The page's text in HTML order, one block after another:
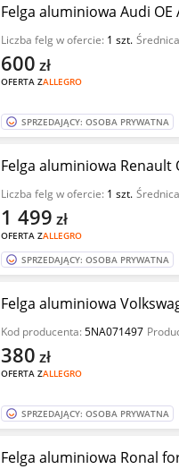
Felga aluminiowa Audi OE
Liczba felg w ofercie: 1 szt.
OFERTA ZALLEGRO
600 zł
SPRZEDAJĄCY: OSOBA PRYWATNA
Felga aluminiowa Renault
Liczba felg w ofercie: 1 szt.
OFERTA ZALLEGRO
1 499 zł
SPRZEDAJĄCY: OSOBA PRYWATNA
Felga aluminiowa
Kod producenta:5NA071497
OFERTA ZALLEGRO
380 zł
SPRZEDAJĄCY: OSOBA PRYWATNA
Felga aluminiowa Ronal